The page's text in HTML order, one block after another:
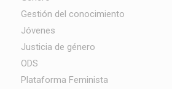
Gestión del conocimiento
Jóvenes
Justicia de género
ODS
Plataforma Feminista